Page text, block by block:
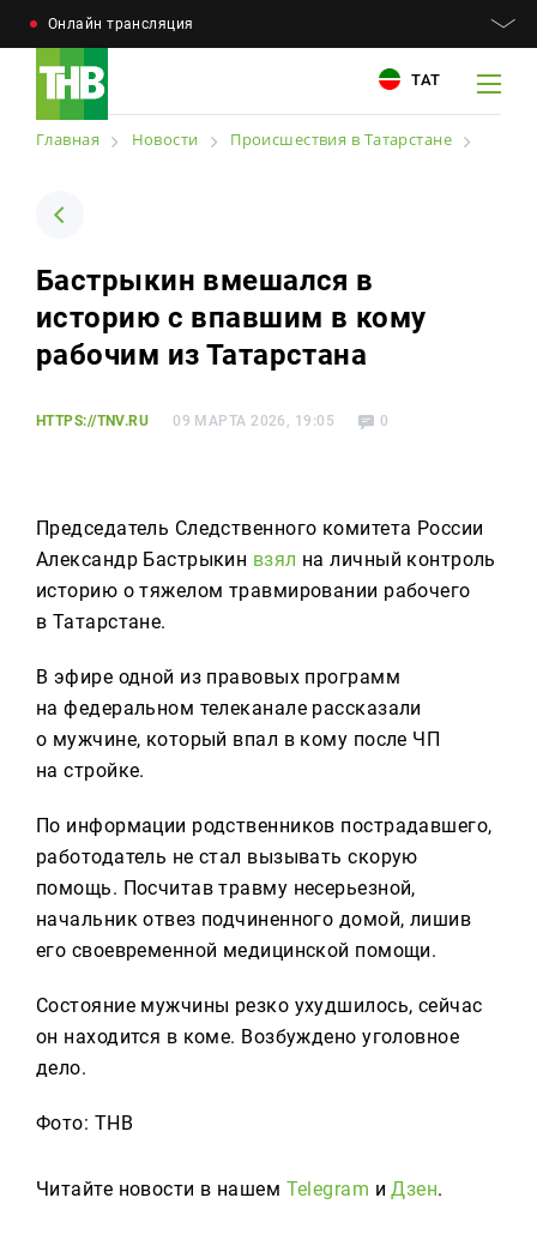
Онлайн трансляция
ТАТ
Новости
Телепроекты
Реклама
Для связи
reception@tnvtv.ru
Для связи
+7 (843) 570−50−00
Главная Новости Происшествия в Татарстане
Бастрыкин вмешался в
историю с впавшим в кому
рабочим из Татарстана
HTTPS://TNV.RU 09 МАРТА 2026, 19:05 0
Председатель Следственного комитета России
Александр Бастрыкин взял на личный контроль
историю о тяжелом травмировании рабочего
в Татарстане.
В эфире одной из правовых программ
на федеральном телеканале рассказали
о мужчине, который впал в кому после ЧП
на стройке.
По информации родственников пострадавшего,
работодатель не стал вызывать скорую
помощь. Посчитав травму несерьезной,
начальник отвез подчиненного домой, лишив
его своевременной медицинской помощи.
Состояние мужчины резко ухудшилось, сейчас
он находится в коме. Возбуждено уголовное
дело.
Фото: ТНВ
Читайте новости в нашем Telegram иДзен.